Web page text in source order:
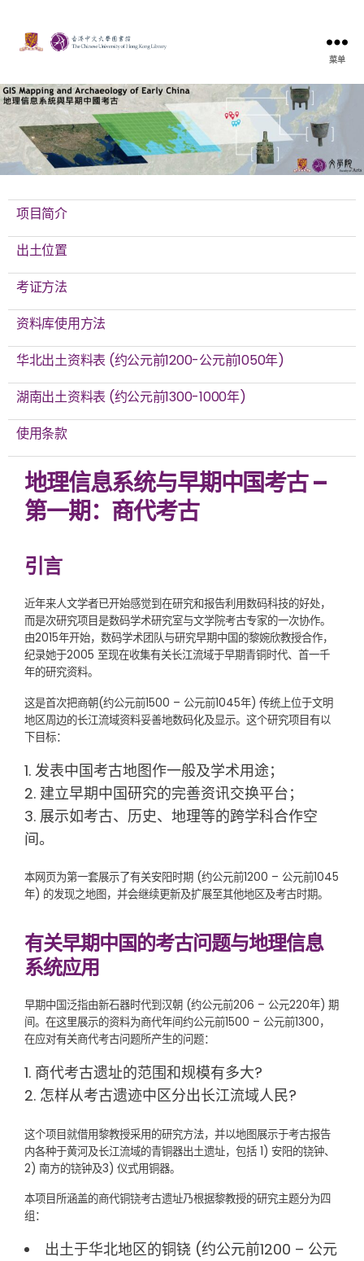
菜单
项目简介
出土位置
考证方法
资料库使用方法
华北出土资料表 (约公元前1200-公元前1050年)
湖南出土资料表 (约公元前1300-1000年)
使用条款
地理信息系统与早期中国考古 –
第一期：商代考古
引言
近年来人文学者已开始感觉到在研究和报告利用数码科技的好处，
而是次研究项目是数码学术研究室与文学院考古专家的一次协作。
由2015年开始，数码学术团队与研究早期中国的黎婉欣教授合作，
纪录她于2005 至现在收集有关长江流域于早期青铜时代、首一千
年的研究资料。
这是首次把商朝(约公元前1500 – 公元前1045年) 传统上位于文明
地区周边的长江流域资料妥善地数码化及显示。这个研究项目有以
下目标：
发表中国考古地图作一般及学术用途；
建立早期中国研究的完善资讯交换平台；
展示如考古、历史、地理等的跨学科合作空
间。
本网页为第一套展示了有关安阳时期 (约公元前1200 – 公元前1045
年) 的发现之地图，并会继续更新及扩展至其他地区及考古时期。
有关早期中国的考古问题与地理信息
系统应用
早期中国泛指由新石器时代到汉朝 (约公元前206 – 公元220年) 期
间。在这里展示的资料为商代年间约公元前1500 – 公元前1300，
在应对有关商代考古问题所产生的问题：
商代考古遗址的范围和规模有多大?
怎样从考古遗迹中区分出长江流域人民?
这个项目就借用黎教授采用的研究方法，并以地图展示于考古报告
内各种于黄河及长江流域的青铜器出土遗址，包括 1) 安阳的铙钟、
2) 南方的铙钟及3) 仪式用铜器。
本项目所涵盖的商代铜铙考古遗址乃根据黎教授的研究主题分为四
组：
出土于华北地区的铜铙 (约公元前1200 – 公元